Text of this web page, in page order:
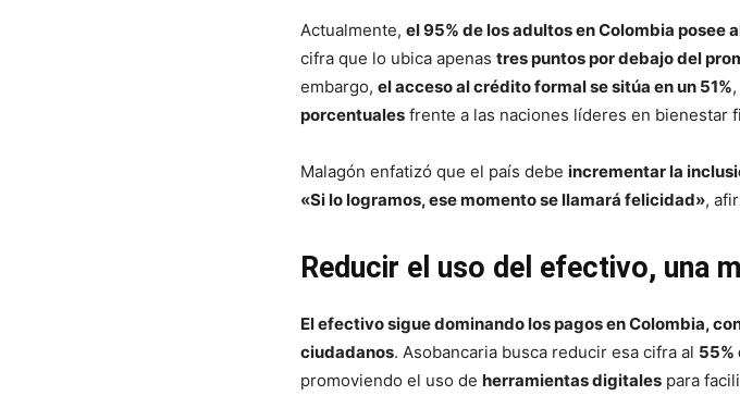
Actualmente, el 95% de los adultos en Colombia posee
cifra que lo ubica apenas tres puntos por debajo del
embargo, el acceso al crédito formal se sitúa en un 51%
porcentuales frente a las naciones líderes en bienestar
Malagón enfatizó que el país debe incrementar la
«Si lo logramos, ese momento se llamará felicidad»,
Reducir el uso del efectivo, una
El efectivo sigue dominando los pagos en Colombia,
ciudadanos. Asobancaria busca reducir esa cifra al 55%
promoviendo el uso de herramientas digitales para